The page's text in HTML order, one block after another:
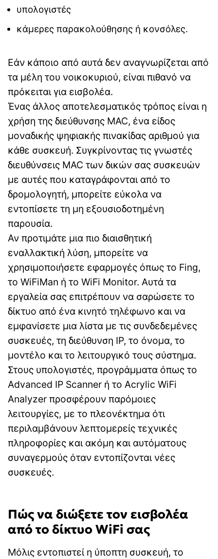
υπολογιστές
κάμερες παρακολούθησης ή κονσόλες.
Εάν κάποιο από αυτά δεν αναγνωρίζεται από
τα μέλη του νοικοκυριού, είναι πιθανό να
πρόκειται για εισβολέα.
Ένας άλλος αποτελεσματικός τρόπος είναι η
χρήση της διεύθυνσης MAC, ένα είδος
μοναδικής ψηφιακής πινακίδας αριθμού για
κάθε συσκευή. Συγκρίνοντας τις γνωστές
διευθύνσεις MAC των δικών σας συσκευών
με αυτές που καταγράφονται από το
δρομολογητή, μπορείτε εύκολα να
εντοπίσετε τη μη εξουσιοδοτημένη
παρουσία.
Αν προτιμάτε μια πιο διαισθητική
εναλλακτική λύση, μπορείτε να
χρησιμοποιήσετε εφαρμογές όπως το Fing,
το WiFiMan ή το WiFi Monitor. Αυτά τα
εργαλεία σας επιτρέπουν να σαρώσετε το
δίκτυο από ένα κινητό τηλέφωνο και να
εμφανίσετε μια λίστα με τις συνδεδεμένες
συσκευές, τη διεύθυνση IP, το όνομα, το
μοντέλο και το λειτουργικό τους σύστημα.
Στους υπολογιστές, προγράμματα όπως το
Advanced IP Scanner ή το Acrylic WiFi
Analyzer προσφέρουν παρόμοιες
λειτουργίες, με το πλεονέκτημα ότι
περιλαμβάνουν λεπτομερείς τεχνικές
πληροφορίες και ακόμη και αυτόματους
συναγερμούς όταν εντοπίζονται νέες
συσκευές.
Πώς να διώξετε τον εισβολέα
από το δίκτυο WiFi σας
Μόλις εντοπιστεί η ύποπτη συσκευή, το